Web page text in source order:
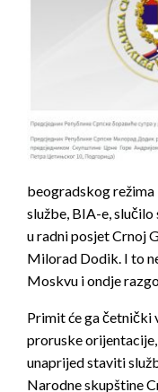
beogradskog
službe, BIA-e, slučilo
u radni posjet Crnoj
Milorad Dodik. I to
Moskvu i ondje
Primit će ga četnički
proruske
unaprijed staviti
Narodne skupštine